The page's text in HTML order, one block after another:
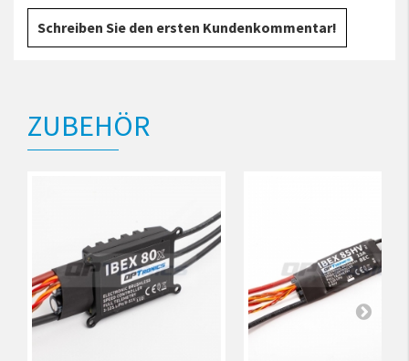
Schreiben Sie den ersten Kundenkommentar!
ZUBEHÖR